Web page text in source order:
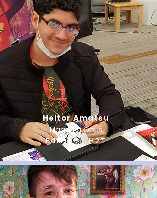
Heitor Amatsu
Magnum Opus
Editions H2T